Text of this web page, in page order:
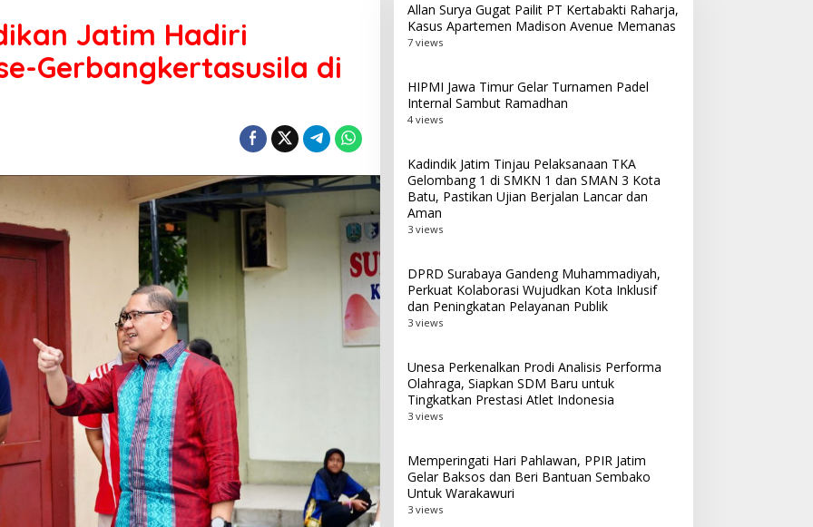
Jatim Hadiri
Gerbangkertasusila di
Allan Surya Gugat Pailit PT Kertabakti Raharja,
Kasus Apartemen Madison Avenue Memanas
7 views
HIPMI Jawa Timur Gelar Turnamen Padel
Internal Sambut Ramadhan
4 views
Kadindik Jatim Tinjau Pelaksanaan TKA
Gelombang 1 di SMKN 1 dan SMAN 3 Kota
Batu, Pastikan Ujian Berjalan Lancar dan
Aman
3 views
DPRD Surabaya Gandeng Muhammadiyah,
Perkuat Kolaborasi Wujudkan Kota Inklusif
dan Peningkatan Pelayanan Publik
3 views
Unesa Perkenalkan Prodi Analisis Performa
Olahraga, Siapkan SDM Baru untuk
Tingkatkan Prestasi Atlet Indonesia
3 views
Memperingati Hari Pahlawan, PPIR Jatim
Gelar Baksos dan Beri Bantuan Sembako
Untuk Warakawuri
3 views